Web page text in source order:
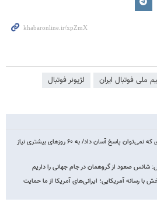
ملی فوتبال ایران لژیونر فوتبال
سوالات چند میلیون دلاری که نمی‌توان پاسخ آسان داد/ به ۶۰ روزهای بیشتری نیاز
شانس صعود از گروهمان در جام جهانی را داریم
رسانه آمریکایی؛ ایرانی‌های آمریکا از ما حمایت